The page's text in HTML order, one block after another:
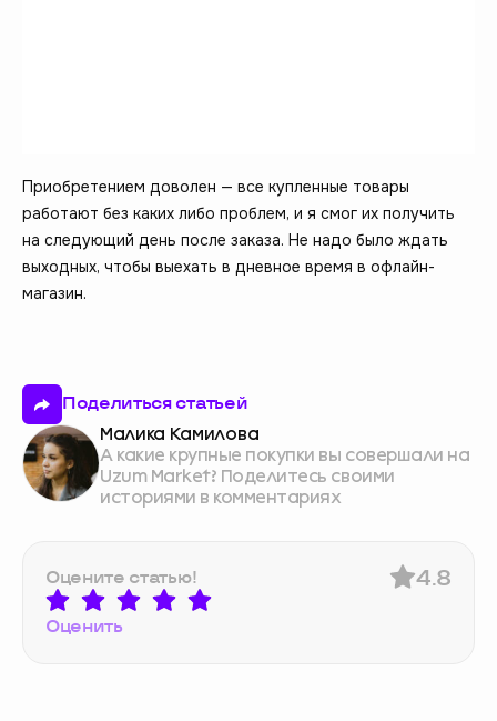
Приобретением доволен — все купленные товары
работают без каких либо проблем, и я смог их получить
на следующий день после заказа. Не надо было ждать
выходных, чтобы выехать в дневное время в офлайн-
магазин.
Поделиться статьей
Малика Камилова
А какие крупные покупки вы совершали на
Uzum Market? Поделитесь своими
историями в комментариях
Оцените статью!
Оценить
4.8